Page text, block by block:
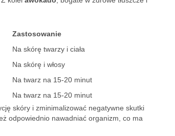
Zastosowanie
Na skórę twarzy i ciała
Na skórę i włosy
Na twarz na 15-20 minut
Na twarz na 15-20 minut
skóry i zminimalizować negatywne skutki
odpowiednio nawadniać organizm, co ma